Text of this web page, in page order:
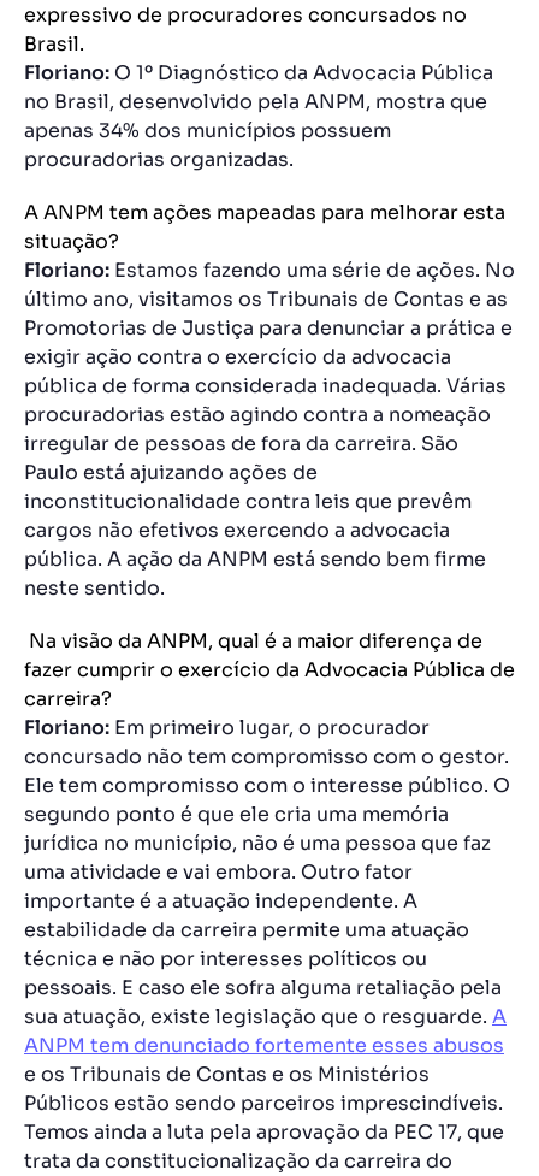
expressivo de procuradores concursados no
Brasil.
Floriano: O 1º Diagnóstico da Advocacia Pública
no Brasil, desenvolvido pela ANPM, mostra que
apenas 34% dos municípios possuem
procuradorias organizadas.
A ANPM tem ações mapeadas para melhorar esta
situação?
Floriano: Estamos fazendo uma série de ações. No
último ano, visitamos os Tribunais de Contas e as
Promotorias de Justiça para denunciar a prática e
exigir ação contra o exercício da advocacia
pública de forma considerada inadequada. Várias
procuradorias estão agindo contra a nomeação
irregular de pessoas de fora da carreira. São
Paulo está ajuizando ações de
inconstitucionalidade contra leis que prevêm
cargos não efetivos exercendo a advocacia
pública. A ação da ANPM está sendo bem firme
neste sentido.
Na visão da ANPM, qual é a maior diferença de
fazer cumprir o exercício da Advocacia Pública de
carreira?
Floriano: Em primeiro lugar, o procurador
concursado não tem compromisso com o gestor.
Ele tem compromisso com o interesse público. O
segundo ponto é que ele cria uma memória
jurídica no município, não é uma pessoa que faz
uma atividade e vai embora. Outro fator
importante é a atuação independente. A
estabilidade da carreira permite uma atuação
técnica e não por interesses políticos ou
pessoais. E caso ele sofra alguma retaliação pela
sua atuação, existe legislação que o resguarde. A
ANPM tem denunciado fortemente esses abusos
e os Tribunais de Contas e os Ministérios
Públicos estão sendo parceiros imprescindíveis.
Temos ainda a luta pela aprovação da PEC 17, que
trata da constitucionalização da carreira do